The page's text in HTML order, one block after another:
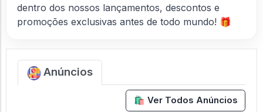
dentro dos nossos lançamentos, descontos e
promoções exclusivas antes de todo mundo! 🎁
Anúncios
🛍️ Ver Todos Anúncios